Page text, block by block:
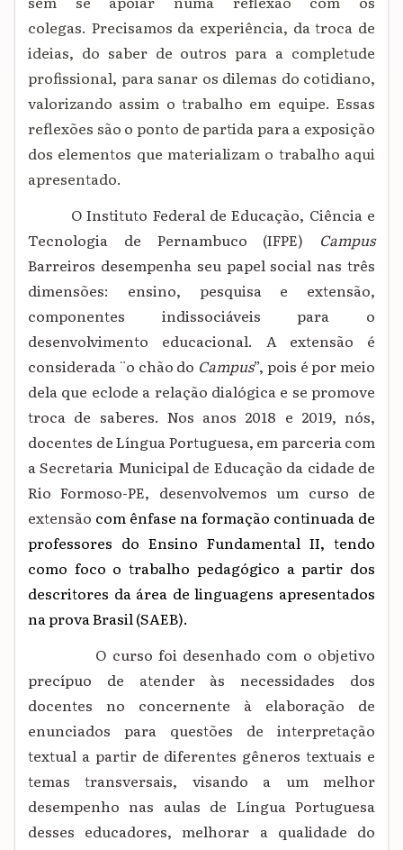
colegas. Precisamos da experiência, da troca de
ideias, do saber de outros para a completude
profissional, para sanar os dilemas do cotidiano,
valorizando assim o trabalho em equipe. Essas
reflexões são o ponto de partida para a exposição
dos elementos que materializam o trabalho aqui
apresentado.
O Instituto Federal de Educação, Ciência e
Tecnologia de Pernambuco (IFPE) Campus
Barreiros desempenha seu papel social nas três
dimensões: ensino, pesquisa e extensão,
componentes indissociáveis para o
desenvolvimento educacional.
A extensão é
considerada ¨o chão do Campus”, pois épor meio
dela que eclode a relação dialógica e se promove
troca de saberes. Nos anos 2018 e 2019, nós,
docentes de Língua Portuguesa, em parceria com
a Secretaria Municipal de Educação da cidade de
Rio Formoso-PE, desenvolvemos um curso de
extensão com ênfase na formação continuada de
professores do Ensino Fundamental II, tendo
como foco o trabalho pedagógico a partir dos
descritores da área de linguagens apresentados
na prova Brasil (SAEB).
O curso foi desenhado com o objetivo
precípuo de atender às necessidades dos
docentes no concernente à elaboração de
enunciados para questões de interpretação
textual a partir de diferentes gêneros textuais e
temas transversais, visando a um melhor
desempenho nas aulas de Língua Portuguesa
desses educadores, melhorar a qualidade do